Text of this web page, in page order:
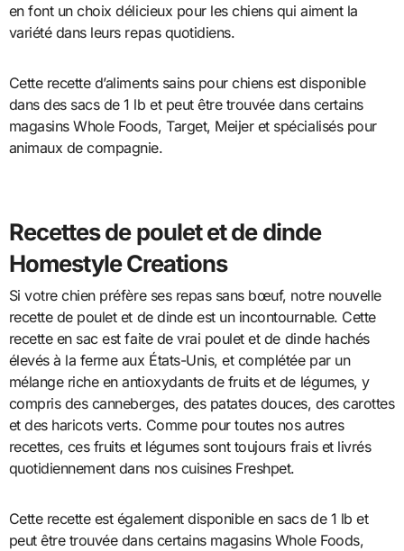
en font un choix délicieux pour les chiens qui aiment la
variété dans leurs repas quotidiens.
Cette recette d’aliments sains pour chiens est disponible
dans des sacs de 1 lb et peut être trouvée dans certains
magasins Whole Foods, Target, Meijer et spécialisés pour
animaux de compagnie.
Recettes de poulet et de dinde
Homestyle Creations
Si votre chien préfère ses repas sans bœuf, notre nouvelle
recette de poulet et de dinde est un incontournable. Cette
recette en sac est faite de vrai poulet et de dinde hachés
élevés à la ferme aux États-Unis, et complétée par un
mélange riche en antioxydants de fruits et de légumes, y
compris des canneberges, des patates douces, des carottes
et des haricots verts. Comme pour toutes nos autres
recettes, ces fruits et légumes sont toujours frais et livrés
quotidiennement dans nos cuisines Freshpet.
Cette recette est également disponible en sacs de 1 lb et
peut être trouvée dans certains magasins Whole Foods,